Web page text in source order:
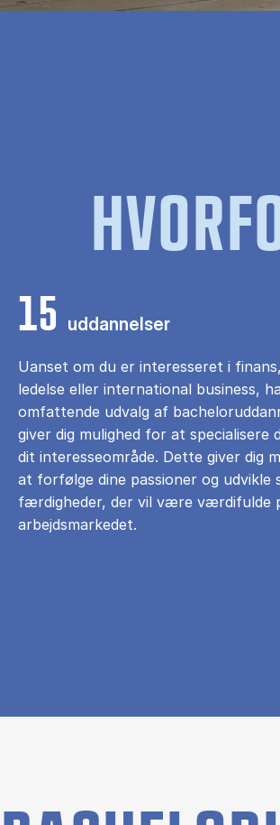
15 uddannelser
Uanset om du er interesseret i
ledelse eller international business,
omfattende udvalg af
giver dig mulighed for at specialisere
dit interesseområde. Dette giver dig
at forfølge dine passioner og udvikle
færdigheder, der vil være værdifulde
arbejdsmarkedet.